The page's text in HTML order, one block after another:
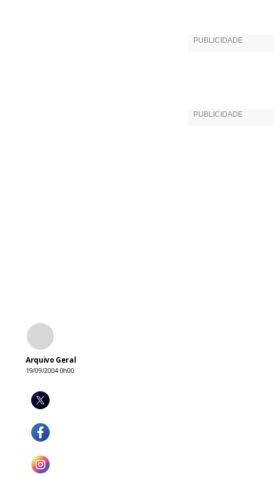
Arquivo Geral
19/09/2004 0h00